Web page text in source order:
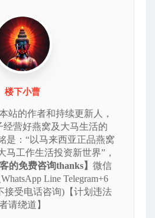
楼下小曹
站的作者和持续更新人，
经营好燕窝及大马生活的
是：“以马来西亚正品燕窝
马工作生活投资新世界”，
的免费咨询thanks】 微信
Line Telegram+6
接受电话咨询)【计划违法
请绕道】